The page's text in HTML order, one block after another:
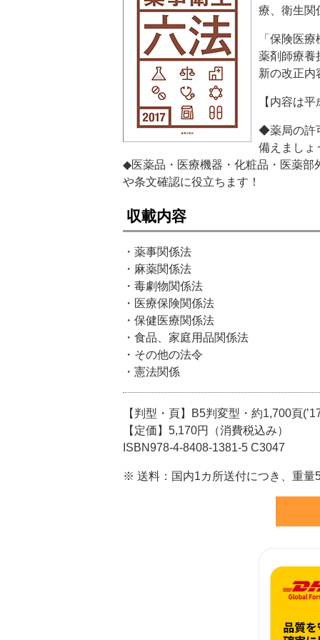
療、衛生関
「保険医
薬剤師療養
新の改正内
【内容は
◆薬局の許
備えましょ
◆医薬品・医療機器・化粧品・医薬部
や条文確認に役立ちます！
収載内容
・薬事関係法
・麻薬関係法
・毒劇物関係法
・医療保険関係法
・保健医療関係法
・食品、家庭用品関係法
・その他の法令
・憲法関係
【判型・頁】B5判変型・約1,700頁
【定価】5,170円（消費税込み）
ISBN978-4-8408-1381-5 C3047
※ 送料：国内1カ所送付につき、重量